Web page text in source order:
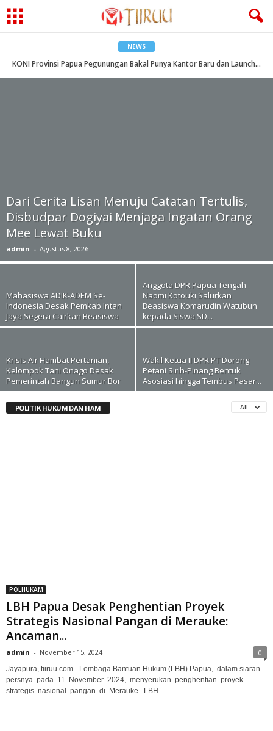
NEWS
KONI Provinsi Papua Pegunungan Bakal Punya Kantor Baru dan Launching Website Resmi
Dari Cerita Lisan Menuju Catatan Tertulis,
Disbudpar Dogiyai Menjaga Ingatan Orang
Mee Lewat Buku
admin - Agustus 8, 2026
Mahasiswa ADIK-ADEM Se-
Indonesia Desak Pemkab Intan
Jaya Segera Cairkan Beasiswa
Anggota DPR Papua Tengah
Naomi Kotouki Salurkan
Beasiswa Komarudin Watubun
kepada Siswa SD...
Krisis Air Hambat Pertanian,
Kelompok Tani Onago Desak
Pemerintah Bangun Sumur Bor
Wakil Ketua II DPR PT Dorong
Petani Sirih-Pinang Bentuk
Asosiasi hingga Tembus Pasar...
POLITIK HUKUM DAN HAM All
POLHUKAM
LBH Papua Desak Penghentian Proyek
Strategis Nasional Pangan di Merauke:
Ancaman...
admin - November 15, 2024 0
Jayapura, tiiruu.com - Lembaga Bantuan Hukum (LBH) Papua, dalam siaran
persnya pada 11 November 2024, menyerukan penghentian proyek
strategis nasional pangan di Merauke. LBH ...